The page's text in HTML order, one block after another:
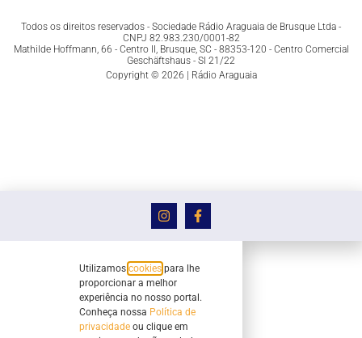
Todos os direitos reservados - Sociedade Rádio Araguaia de Brusque Ltda -
CNPJ 82.983.230/0001-82
Mathilde Hoffmann, 66 - Centro II, Brusque, SC - 88353-120 - Centro Comercial
Geschäftshaus - Sl 21/22
Copyright © 2026 | Rádio Araguaia
Utilizamos cookies para lhe
proporcionar a melhor
experiência no nosso portal.
Conheça nossa Política de
privacidade ou clique em